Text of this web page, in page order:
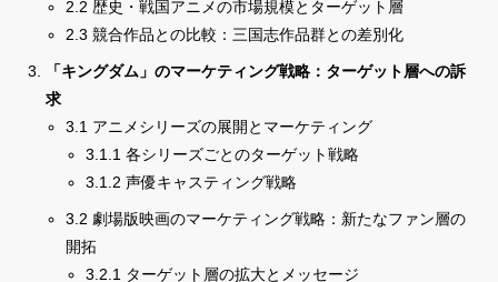
2.2 歴史・戦国アニメの市場規模とターゲット層
2.3 競合作品との比較：三国志作品群との差別化
「キングダム」のマーケティング戦略：ターゲット層への訴
求
3.1 アニメシリーズの展開とマーケティング
3.1.1 各シリーズごとのターゲット戦略
3.1.2 声優キャスティング戦略
3.2 劇場版映画のマーケティング戦略：新たなファン層の
開拓
3.2.1 ターゲット層の拡大とメッセージ